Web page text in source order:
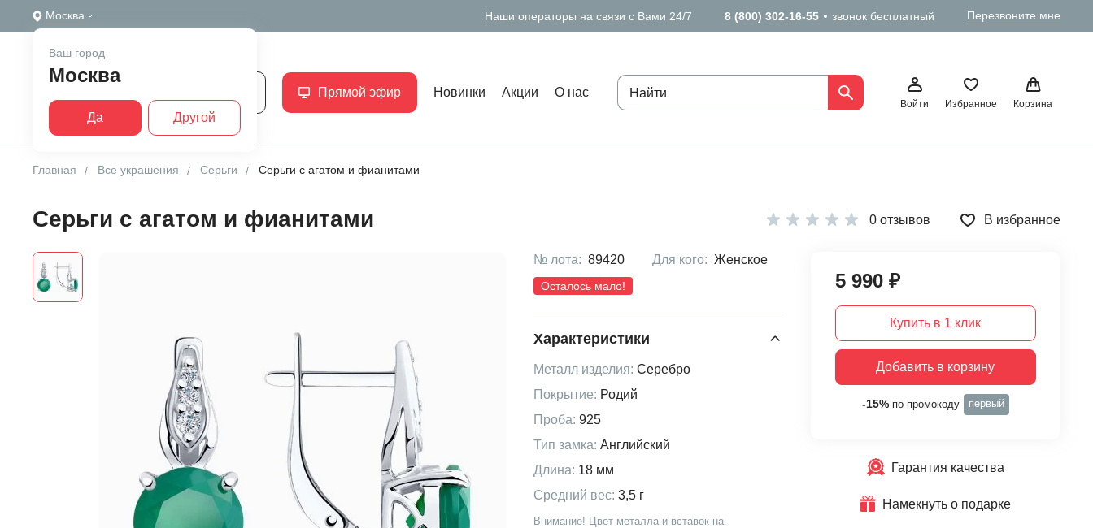
Москва Наши операторы на связи с Вами 24/7 8 (800) 302-16-55 звонок бесплатный Перезвоните мне
Ваш город
Москва
Да Другой
Прямой эфир Новинки Акции О нас
Войти Избранное Корзина
Главная Все украшения Серьги Серьги с агатом и фианитами
Серьги с агатом и фианитами 0 отзывов В избранное
№ лота: 89420 Для кого: Женское
Осталось мало!
Характеристики
Металл изделия: Серебро
Покрытие: Родий
Проба: 925
Тип замка: Английский
Длина: 18 мм
Средний вес: 3,5 г
Внимание! Цвет металла и вставок на
5 990 ₽
Купить в 1 клик
Добавить в корзину
-15%по промокоду первый
Гарантия качества
Намекнуть о подарке